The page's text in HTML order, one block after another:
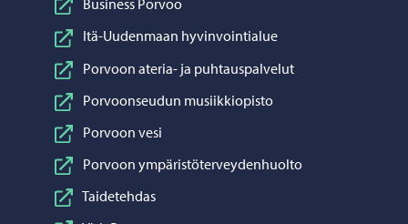
Business Porvoo
Itä-Uudenmaan hyvinvointialue
Porvoon ateria- ja puhtauspalvelut
Porvoonseudun musiikkiopisto
Porvoon vesi
Porvoon ympäristöterveydenhuolto
Taidetehdas